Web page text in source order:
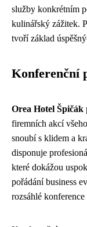
služby konkrétním
kulinářský zážitek.
tvoří základ
Konferenční
Orea Hotel Špičák
firemních akcí
snoubí s klidem a
disponuje
které dokážou
pořádání business
rozsáhlé